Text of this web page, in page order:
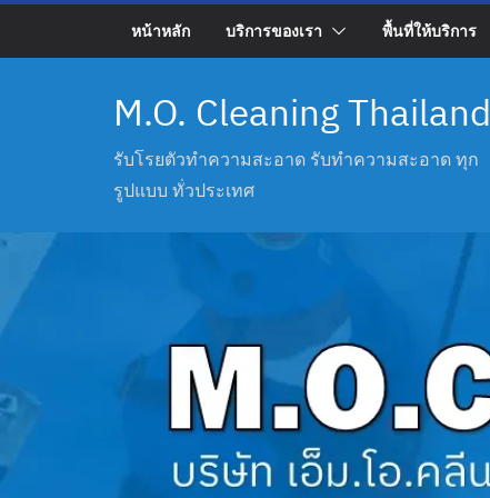
หน้าหลัก บริการของเรา พื้นที่ให้บริการ
M.O. Cleaning Thailand
รับโรยตัวทำความสะอาด รับทำความสะอาด ทุก
รูปแบบ ทั่วประเทศ